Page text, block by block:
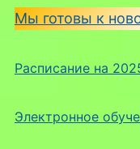
Мы готовы к
Расписание на
Электронное